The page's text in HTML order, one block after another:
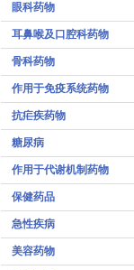
眼科药物
耳鼻喉及口腔科药物
骨科药物
作用于免疫系统药物
抗疟疾药物
糖尿病
作用于代谢机制药物
保健药品
急性疾病
美容药物